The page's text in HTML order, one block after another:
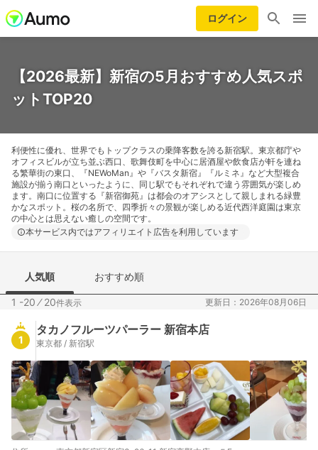
ログイン
【2026最新】新宿の5月おすすめ人気スポ
ットTOP20
利便性に優れ、世界でもトップクラスの乗降客数を誇る新宿駅。東京都庁や
オフィスビルが立ち並ぶ西口、歌舞伎町を中心に居酒屋や飲食店が軒を連ね
る繁華街の東口、『NEWoMan』や『バスタ新宿』『ルミネ』など大型複合
施設が揃う南口といったように、同じ駅でもそれぞれで違う雰囲気が楽しめ
ます。南口に位置する『新宿御苑』は都会のオアシスとして親しまれる緑豊
かなスポット。桜の名所で、四季折々の景観が楽しめる近代西洋庭園は東京
の中心とは思えない癒しの空間です。
本サービス内ではアフィリエイト広告を利用しています
人気順 おすすめ順
1 -20 ⁄20件表示 更新日：2026年08月06日
1
タカノフルーツパーラー 新宿本店
東京都 / 新宿駅